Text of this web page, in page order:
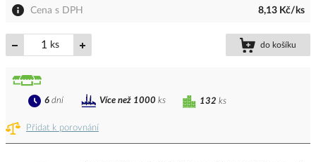
Cena s DPH 8,13 Kč/ks
ks do košíku
Přidat k porovnání
132 ks
6 dní Více než 1000 ks